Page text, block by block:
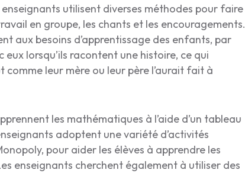
utilisent diverses méthodes pour faire
en groupe, les chants et les encouragements.
aux besoins d’apprentissage des enfants, par
eux lorsqu’ils racontent une histoire, ce qui
leur mère ou leur père l’aurait fait à
les mathématiques à l’aide d’un tableau
adoptent une variété d’activités
pour aider les élèves à apprendre les
enseignants cherchent également à utiliser des